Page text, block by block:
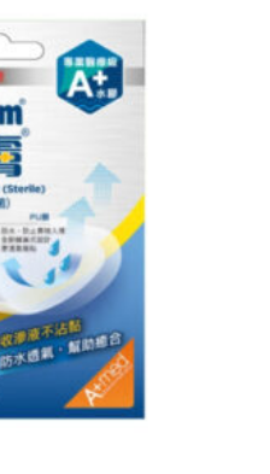
價
格：
NT$ 280。
前
價
格：
NT$ 252。